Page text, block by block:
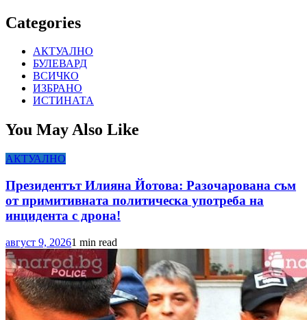
Categories
АКТУАЛНО
БУЛЕВАРД
ВСИЧКО
ИЗБРАНО
ИСТИНАТА
You May Also Like
АКТУАЛНО
Президентът Илияна Йотова: Разочарована съм
от примитивната политическа употреба на
инцидента с дрона!
август 9, 20261 min read